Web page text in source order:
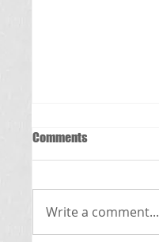
స్క్రబ్ టైఫస్
Comments
Write a comment...